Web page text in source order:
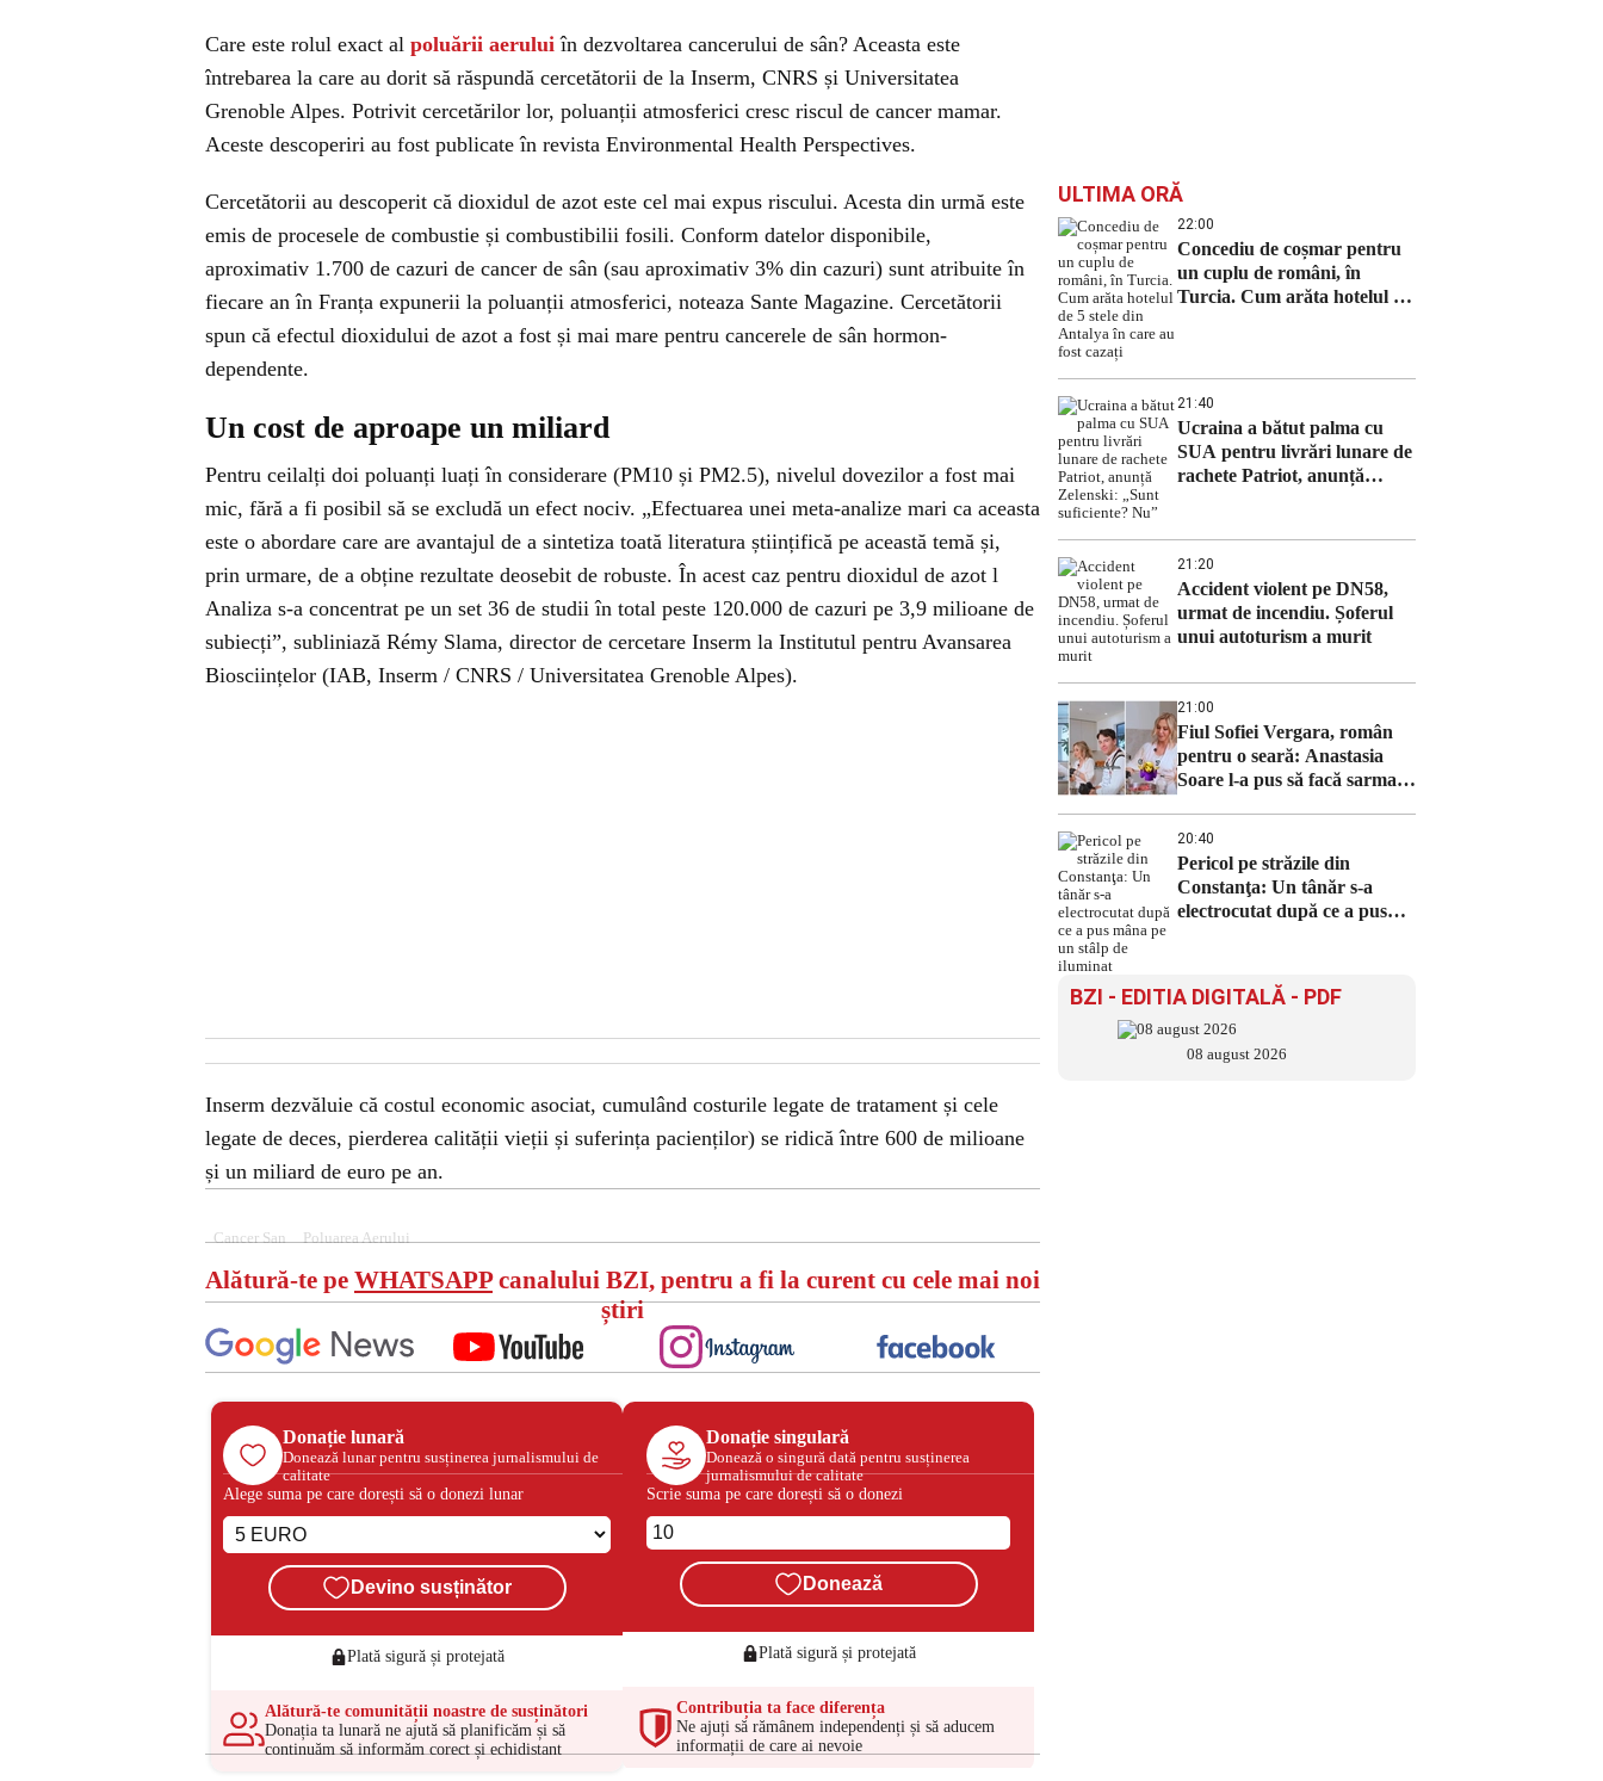
Care este rolul exact al poluării aerului în dezvoltarea cancerului de sân? Aceasta este
întrebarea la care au dorit să răspundă cercetătorii de la Inserm, CNRS și Universitatea
Grenoble Alpes. Potrivit cercetărilor lor, poluanții atmosferici cresc riscul de cancer mamar.
Aceste descoperiri au fost publicate în revista Environmental Health Perspectives.
Cercetătorii au descoperit că dioxidul de azot este cel mai expus riscului. Acesta din urmă este
emis de procesele de combustie și combustibilii fosili. Conform datelor disponibile,
aproximativ 1.700 de cazuri de cancer de sân (sau aproximativ 3% din cazuri) sunt atribuite în
fiecare an în Franța expunerii la poluanții atmosferici, noteaza Sante Magazine. Cercetătorii
spun că efectul dioxidului de azot a fost și mai mare pentru cancerele de sân hormon-
dependente.
Un cost de aproape un miliard
Pentru ceilalți doi poluanți luați în considerare (PM10 și PM2.5), nivelul dovezilor a fost mai
mic, fără a fi posibil să se excludă un efect nociv. „Efectuarea unei meta-analize mari ca aceasta
este o abordare care are avantajul de a sintetiza toată literatura științifică pe această temă și,
prin urmare, de a obține rezultate deosebit de robuste. În acest caz pentru dioxidul de azot l
Analiza s-a concentrat pe un set 36 de studii în total peste 120.000 de cazuri pe 3,9 milioane de
subiecți”, subliniază Rémy Slama, director de cercetare Inserm la Institutul pentru Avansarea
Biosciințelor (IAB, Inserm / CNRS / Universitatea Grenoble Alpes).
Inserm dezvăluie că costul economic asociat, cumulând costurile legate de tratament și cele
legate de deces, pierderea calității vieții și suferința pacienților) se ridică între 600 de milioane
și un miliard de euro pe an.
Cancer San Poluarea Aerului
Alătură-te pe WHATSAPPcanalului BZI, pentru a fi la curent cu cele mai noi
știri
Donație lunară
Donează lunar pentru susținerea jurnalismului de
calitate
Alege suma pe care dorești să o donezi lunar
Devino susținător
Plată sigură și protejată
Alătură-te comunității noastre de susținători
Donația ta lunară ne ajută să planificăm și să
continuăm să informăm corect și echidistant
Donație singulară
Donează o singură dată pentru susținerea
jurnalismului de calitate
Scrie suma pe care dorești să o donezi
Donează
Plată sigură și protejată
Contribuția ta face diferența
Ne ajuți să rămânem independenți și să aducem
informații de care ai nevoie
ULTIMA ORĂ
22:00
Concediu de coșmar pentru
un cuplu de români, în
Turcia. Cum arăta hotelul de
21:40
Ucraina a bătut palma cu
SUA pentru livrări lunare de
rachete Patriot, anunță
21:20
Accident violent pe DN58,
urmat de incendiu. Șoferul
unui autoturism a murit
21:00
Fiul Sofiei Vergara, român
pentru o seară: Anastasia
Soare l-a pus să facă sarmale
20:40
Pericol pe străzile din
Constanţa: Un tânăr s-a
electrocutat după ce a pus
BZI - EDITIA DIGITALĂ - PDF
08 august 2026